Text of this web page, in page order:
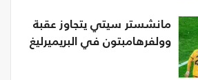
مانشستر سيتي يتجاوز عقبة
وولفرهامبتون في البريميرليغ